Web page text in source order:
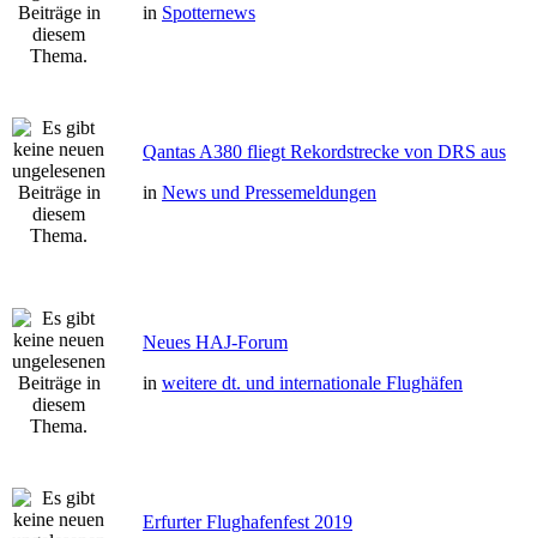
in Spotternews
Qantas A380 fliegt Rekordstrecke von DRS aus
in News und Pressemeldungen
Neues HAJ-Forum
in weitere dt. und internationale Flughäfen
Erfurter Flughafenfest 2019